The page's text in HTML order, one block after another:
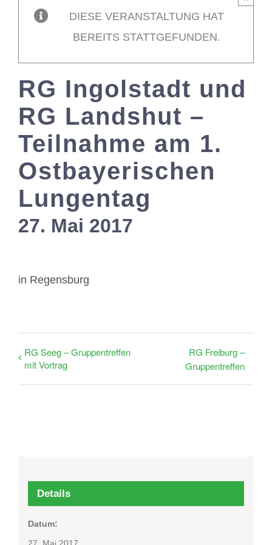
Mitglieder /
DIESE VERANSTALTUNG HAT
BEREITS STATTGEFUNDEN.
RG Ingolstadt und
RG Landshut –
Teilnahme am 1.
Ostbayerischen
Lungentag
27. Mai 2017
in Regensburg
RG Seeg – Gruppentreffen
mit Vortrag
RG Freiburg –
Gruppentreffen
Details
Datum:
27. Mai 2017